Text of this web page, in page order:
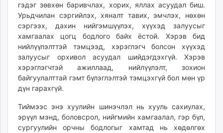
unread.today
гэдэг зөвхөн баривчлах, хорих, яллах асуудал биш.
Урьдчилан сэргийлэх, хяналт тавих, эмчлэх, нөхөн
сэргээх, дахин нийгэмшүүлэх, хүүхэд залуусыг
хамгаалах цогц бодлого байх ёстой. Хэрэв бид
нийлүүлэлттэй тэмцээд, хэрэглэгч болсон хүүхэд
залуусыг орхивол асуудал шийдэгдэхгүй. Хэрэв
хэрэглэгчтэй ажиллаад, нийлүүлэлт, зохион
байгуулалттай гэмт бүлэглэлтэй тэмцэхгүй бол мөн үр
дүн гарахгүй.
Тиймээс энэ хуулийн шинэчлэл нь хууль сахиулах,
эрүүл мэнд, боловсрол, нийгмийн хамгаалал, гэр бүл,
сургуулийн орчны бодлогыг хамтад нь хөдөлгөх